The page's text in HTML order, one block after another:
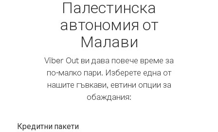
Палестинска
автономия от
Малави
Viber Out ви дава повече време за
по-малко пари. Изберете една от
нашите гъвкави, евтини опции за
обаждания:
Кредитни пакети